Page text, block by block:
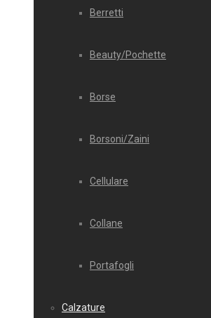
Berretti
Beauty/Pochette
Borse
Borsoni/Zaini
Cellulare
Collane
Portafogli
Calzature